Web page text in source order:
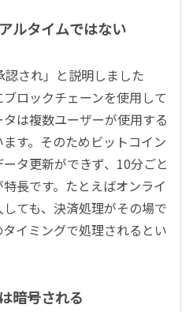
ルタイムではない
認され」と説明しました
ロックチェーンを使用して
は複数ユーザーが使用する
す。そのためビットコイン
タ更新ができず、10分ごと
長です。たとえばオンライ
ても、決済処理がその場で
イミングで処理されるとい
暗号される